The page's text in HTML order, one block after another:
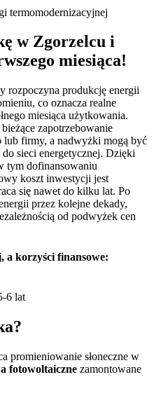
termomodernizacyjnej
w Zgorzelcu i
miesiąca!
rozpoczyna produkcję energii
co oznacza realne
miesiąca użytkowania.
zapotrzebowanie
lub firmy, a nadwyżki mogą być
sieci energetycznej. Dzięki
tym dofinansowaniu
koszt inwestycji jest
się nawet do kilku lat. Po
przez kolejne dekady,
od podwyżek cen
, a korzyści finansowe:
6 lat
promieniowanie słoneczne w
fotowoltaiczne zamontowane